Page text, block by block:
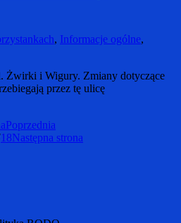
, Informacje ogólne,
Żwirki i Wigury. Zmiany dotyczące
przez tę ulicę
Poprzednia
18Następna strona